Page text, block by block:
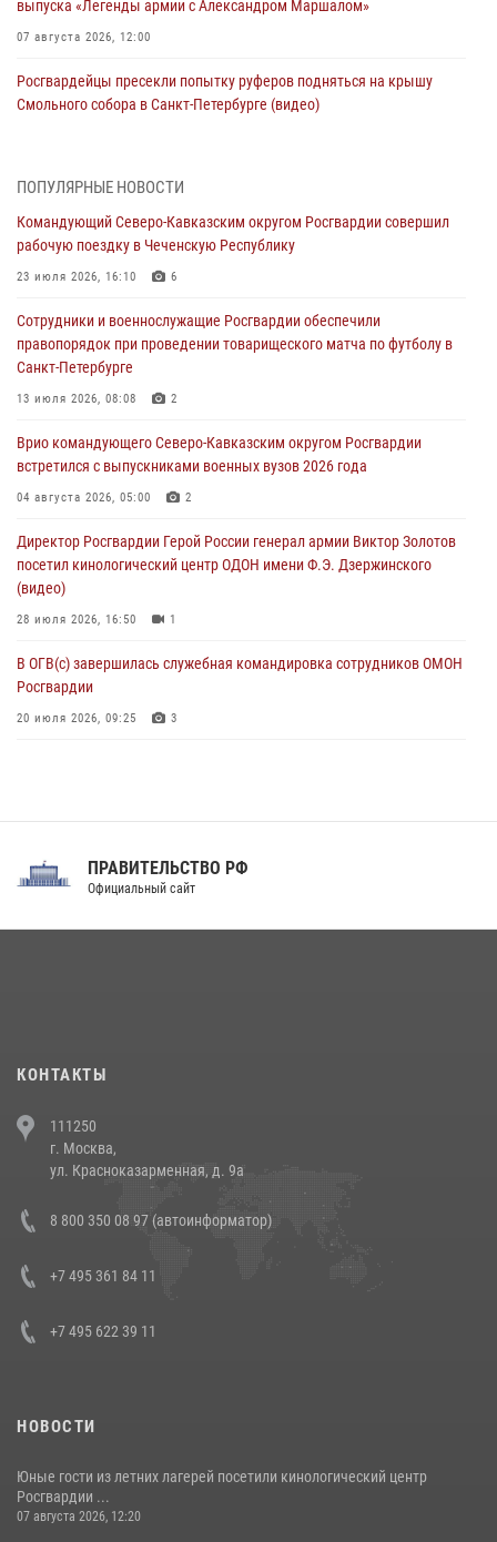
выпуска «Легенды армии с Александром Маршалом»
07 августа 2026, 12:00
Росгвардейцы пресекли попытку руферов подняться на крышу
Смольного собора в Санкт-Петербурге (видео)
В Курске росгвардейцы провели занятие по основам
07 августа 2026, 11:33
Рэпер ST посетил раненых росгвардейцев в Главном военном
07 августа 2026, 11:18
Патриотическая акция «Каникулы с Росгвардией» прошла в
Воронеже
В Ставрополе офицеры Росгвардии стали участниками пресс-
конференции по вопросам в сфере оборота оружия
ПОПУЛЯРНЫЕ НОВОСТИ
Командующий Северо-Кавказским округом Росгвардии совершил
рабочую поездку в Чеченскую Республику
23 июля 2026, 16:10 6
Сотрудники и военнослужащие Росгвардии обеспечили
правопорядок при проведении товарищеского матча по футболу в
Санкт-Петербурге
13 июля 2026, 08:08 2
Врио командующего Северо-Кавказским округом Росгвардии
встретился с выпускниками военных вузов 2026 года
04 августа 2026, 05:00 2
Директор Росгвардии Герой России генерал армии Виктор Золотов
посетил кинологический центр ОДОН имени Ф.Э. Дзержинского
(видео)
28 июля 2026, 16:50 1
В ОГВ(с) завершилась служебная командировка сотрудников ОМОН
Росгвардии
20 июля 2026, 09:25 3
Праздник «Один день с Росгвардией» к 105-летию Центрального
напавших на бригаду скорой помощи (видео)
14 июля 2026, 12:20
В Росгвардии прошла военно-научная конференция по обобщению
боевого опыта
ПРАВИТЕЛЬСТВО РФ
Официальный сайт
КОНТАКТЫ
111250
г. Москва,
ул. Красноказарменная, д. 9а
8 800 350 08 97 (автоинформатор)
+7 495 361 84 11
+7 495 622 39 11
НОВОСТИ
Юные гости из летних лагерей посетили кинологический центр
Росгвардии ...
07 августа 2026, 12:20